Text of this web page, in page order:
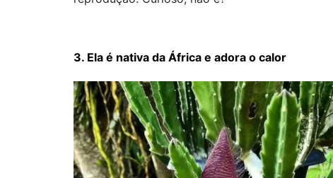
3. Ela é nativa da África e adora o calor